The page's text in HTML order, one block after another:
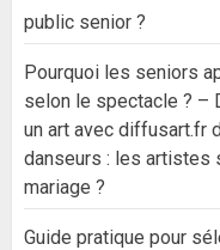
public senior ?
Pourquoi les seniors
selon le spectacle ? –
un art avec diffusart.fr
danseurs : les artistes
mariage ?
Guide pratique pour